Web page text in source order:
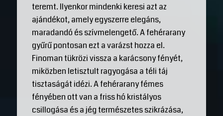
teremt. Ilyenkor mindenki keresi azt az
ajándékot, amely egyszerre elegáns,
maradandó és szívmelengető. A fehérarany
gyűrű pontosan ezt a varázst hozza el.
Finoman tükrözi vissza a karácsony fényét,
miközben letisztult ragyogása a téli táj
tisztaságát idézi. A fehérarany fémes
fényében ott van a friss hó kristályos
csillogása és a jég természetes szikrázása,